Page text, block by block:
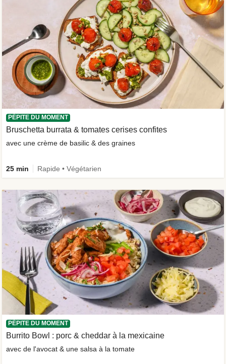
PÉPITE DU MOMENT
Bruschetta burrata & tomates cerises confites
avec une crème de basilic & des graines
25 min Rapide • Végétarien
PÉPITE DU MOMENT
Burrito Bowl : porc & cheddar à la mexicaine
avec de l'avocat & une salsa à la tomate